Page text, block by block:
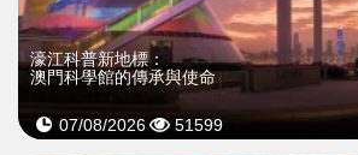
濠江科普新地標：
澳門科學館的傳承與使命
07/08/2026 51599